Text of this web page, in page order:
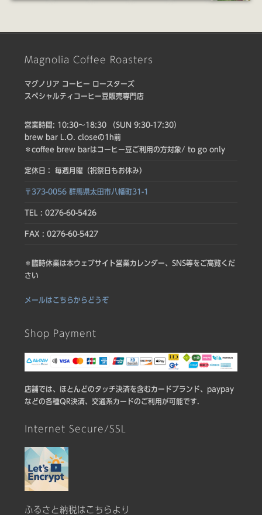
Magnolia Coffee Roasters
マグノリア コーヒー ロースターズ
スペシャルティコーヒー豆販売専門店
営業時間: 10:30〜18:30 （SUN 9:30-17:30）
brew bar L.O. closeの1h前
＊coffee brew barはコーヒー豆ご利用の方対象/ to go only
定休日： 毎週月曜（祝祭日もお休み）
〒373-0056 群馬県太田市八幡町31-1
TEL : 0276-60-5426
FAX : 0276-60-5427
＊臨時休業は本ウェブサイト営業カレンダー、SNS等をご高覧くだ
さい
メールはこちらからどうぞ
Shop Payment
店舗では、ほとんどのタッチ決済を含むカードブランド、paypay
などの各種QR決済、交通系カードのご利用が可能です.
Internet Secure/SSL
ふるさと納税はこちらより